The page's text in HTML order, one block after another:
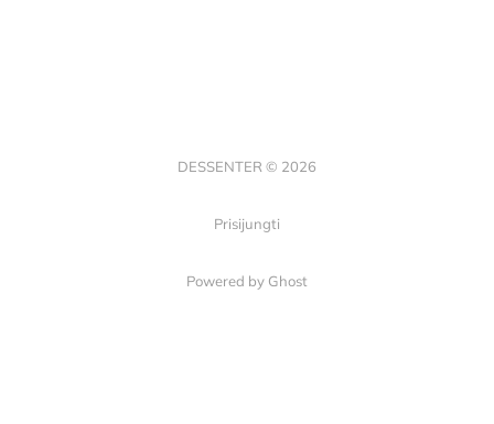
DESSENTER © 2026
Prisijungti
Powered by Ghost